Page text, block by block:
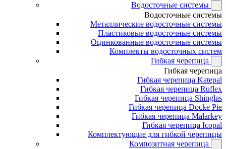
Водосточные системы
Водосточные системы
Металлические водосточные системы
Пластиковые водосточные системы
Оцинкованные водосточные системы
Комплекты водосточных систем
Гибкая черепица
Гибкая черепица
Гибкая черепица Katepal
Гибкая черепица Ruflex
Гибкая черепица Shinglas
Гибкая черепица Docke Pie
Гибкая черепица Malarkey
Гибкая черепица Icopal
Комплектующие для гибкой черепицы
Композитная черепица